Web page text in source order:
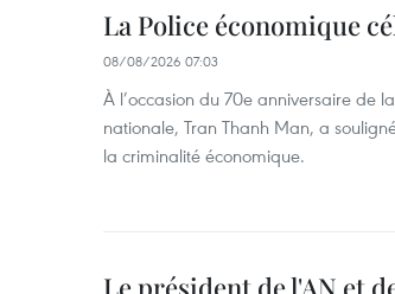
La Police économique
08/08/2026 07:03
À l’occasion du 70e anniversaire de
nationale, Tran Thanh Man, a
la criminalité économique.
Le président de l'AN et